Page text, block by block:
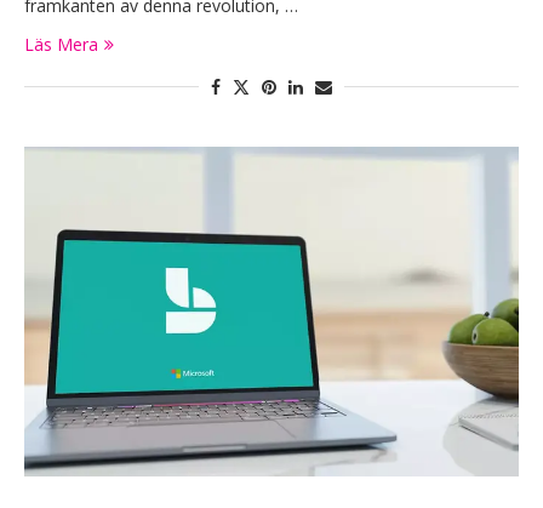
framkanten av denna revolution, …
Läs Mera